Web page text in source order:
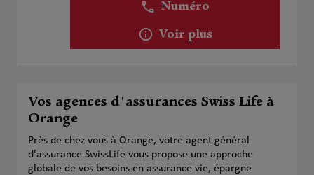
Numéro
Voir plus
Vos agences d'assurances Swiss Life à
Orange
Près de chez vous à Orange, votre agent général
d'assurance SwissLife vous propose une approche
globale de vos besoins en assurance vie, épargne